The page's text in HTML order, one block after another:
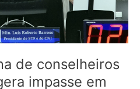
de conselheiros
impasse em